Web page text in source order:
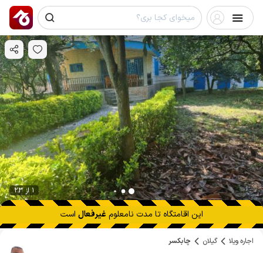
1 از 23
این اقامتگاه تا مدت نامعلوم غیرفعال است
اجاره ویلا گیلان چابکسر